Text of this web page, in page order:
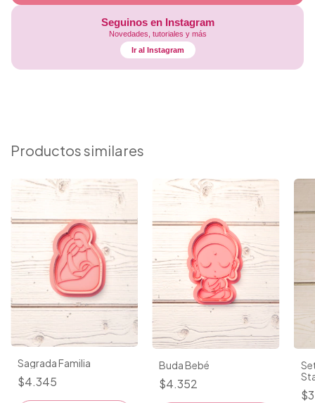
Seguinos en Instagram
Novedades, tutoriales y más
Ir al Instagram
Productos similares
Sagrada Familia
$4.345
Buda Bebé
$4.352